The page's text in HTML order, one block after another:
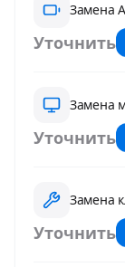
Замена
Уточнить
Замена
Уточнить
Замена
Уточнить